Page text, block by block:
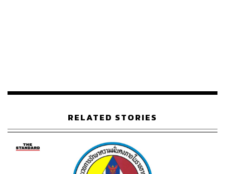
RELATED STORIES